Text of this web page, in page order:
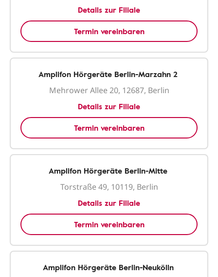
Details zur Filiale
Termin vereinbaren
Amplifon Hörgeräte Berlin-Marzahn 2
Mehrower Allee 20, 12687, Berlin
Details zur Filiale
Termin vereinbaren
Amplifon Hörgeräte Berlin-Mitte
Torstraße 49, 10119, Berlin
Details zur Filiale
Termin vereinbaren
Amplifon Hörgeräte Berlin-Neukölln